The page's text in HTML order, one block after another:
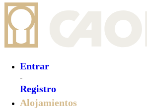
Entrar
-
Registro
Alojamientos